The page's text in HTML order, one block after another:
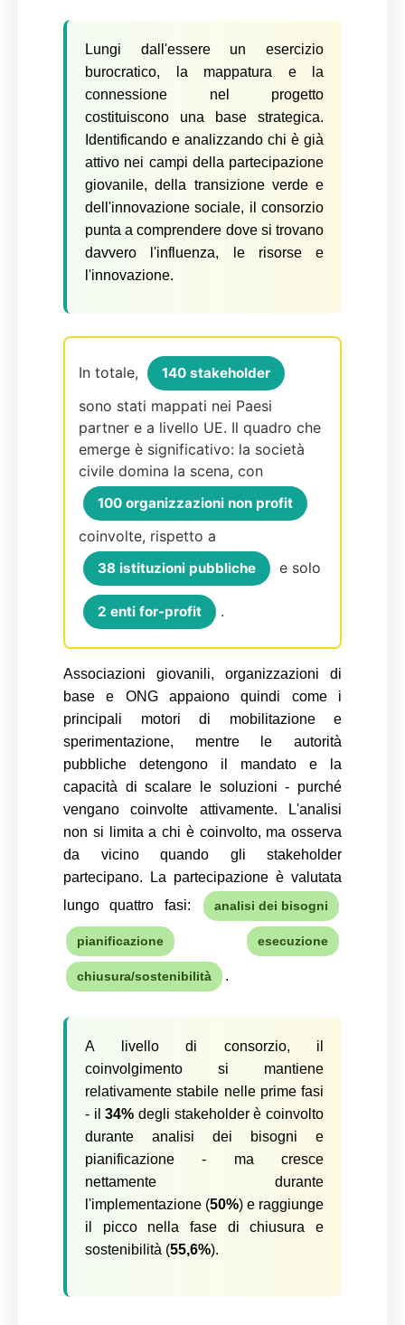
Lungi dall'essere un esercizio
burocratico, la mappatura e la
connessione nel progetto
costituiscono una base strategica.
Identificando e analizzando chi è già
attivo nei campi della partecipazione
giovanile, della transizione verde e
dell'innovazione sociale, il consorzio
punta a comprendere dove si trovano
davvero l'influenza, le risorse e
l'innovazione.
In totale, 140 stakeholder
sono stati mappati nei Paesi
partner e a livello UE. Il quadro che
emerge è significativo: la società
civile domina la scena, con
100 organizzazioni non profit
coinvolte, rispetto a
38 istituzioni pubbliche e solo
2 enti for-profit .
Associazioni giovanili, organizzazioni di
base e ONG appaiono quindi come i
principali motori di mobilitazione e
sperimentazione, mentre le autorità
pubbliche detengono il mandato e la
capacità di scalare le soluzioni - purché
vengano coinvolte attivamente. L'analisi
non si limita a chi è coinvolto, ma osserva
da vicino quando gli stakeholder
partecipano. La partecipazione è valutata
lungo quattro fasi:
analisi dei bisogni
pianificazione esecuzione
chiusura/sostenibilità .
A livello di consorzio, il
coinvolgimento si mantiene
relativamente stabile nelle prime fasi
- il34% degli stakeholder è coinvolto
durante analisi dei bisogni e
pianificazione - ma cresce
nettamente durante
l'implementazione (50%) e raggiunge
il picco nella fase di chiusura e
sostenibilità (55,6%).